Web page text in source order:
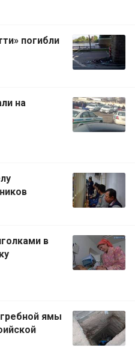
погибли
на
в
ямы